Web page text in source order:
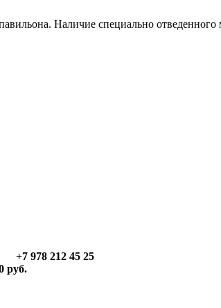
Наличие специально
+7 978 212 45 25
руб.